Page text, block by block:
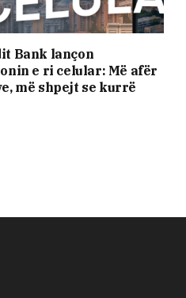
Bank lançon
e ri celular: Më afër
më shpejt se kurrë